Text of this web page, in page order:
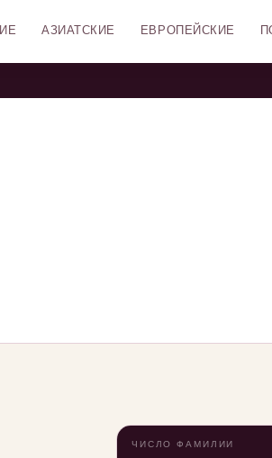
АЗИАТСКИЕ ЕВРОПЕЙСКИЕ
ЧИСЛО ФАМИЛИИ